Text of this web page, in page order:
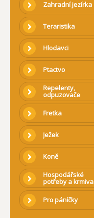
Zahradní jezírka
Teraristika
Hlodavci
Ptactvo
Repelenty,
odpuzovače
Fretka
Ježek
Koně
Hospodářské
potřeby a krmiva
Pro páníčky